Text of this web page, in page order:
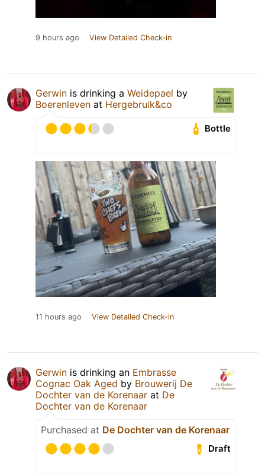
9 hours ago View Detailed Check-in
Gerwin is drinking a Weidepael by
Boerenleven at Hergebruik&co
Bottle
11 hours ago View Detailed Check-in
Gerwin is drinking an Embrasse
Cognac Oak Aged by Brouwerij De
Dochter van de Korenaar at De
Dochter van de Korenaar
Purchased at De Dochter van de Korenaar
Draft